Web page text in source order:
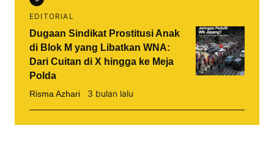
EDITORIAL
Dugaan Sindikat Prostitusi Anak
di Blok M yang Libatkan WNA:
Dari Cuitan di X hingga ke Meja
Polda
Risma Azhari 3 bulan lalu